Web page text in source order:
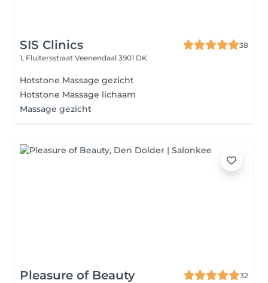
SIS Clinics
38
1, Fluitersstraat Veenendaal 3901 DK
Hotstone Massage gezicht
Hotstone Massage lichaam
Massage gezicht
Pleasure of Beauty
32